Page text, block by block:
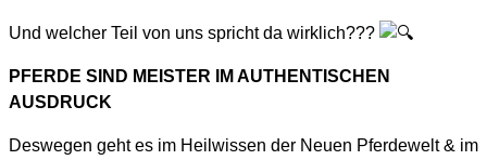
Und welcher Teil von uns spricht da wirklich???
PFERDE SIND MEISTER IM AUTHENTISCHEN
AUSDRUCK
Deswegen geht es im Heilwissen der Neuen Pferdewelt & im